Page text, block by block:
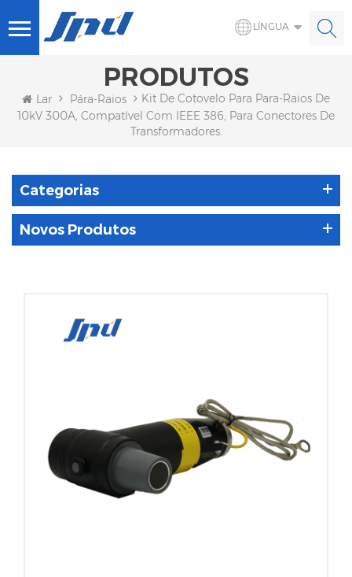
LÍNGUA
PRODUTOS
Lar Pára-Raios
Kit De Cotovelo Para Para-Raios De
10kV 300A, Compatível Com IEEE 386, Para Conectores De
Transformadores.
Categorias
Novos Produtos